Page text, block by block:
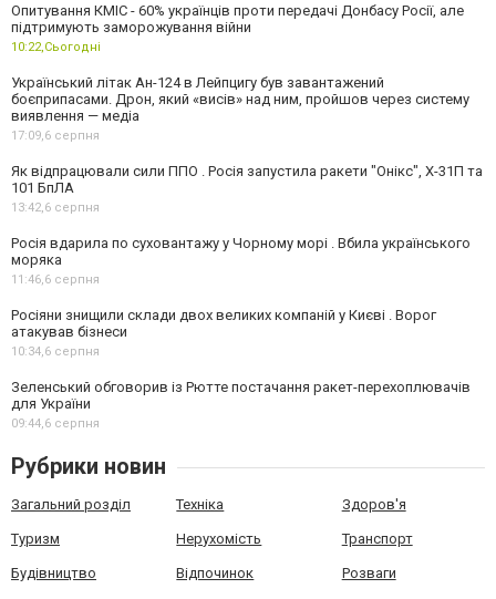
Опитування КМІС - 60% українців проти передачі Донбасу Росії, але
підтримують заморожування війни
10:22,Сьогодні
Український літак Ан-124 в Лейпцигу був завантажений
боєприпасами. Дрон, який «висів» над ним, пройшов через систему
виявлення — медіа
17:09,6 серпня
Як відпрацювали сили ППО . Росія запустила ракети "Онікс", Х-31П та
101 БпЛА
13:42,6 серпня
Росія вдарила по суховантажу у Чорному морі . Вбила українського
моряка
11:46,6 серпня
Росіяни знищили склади двох великих компаній у Києві . Ворог
атакував бізнеси
10:34,6 серпня
Зеленський обговорив із Рютте постачання ракет-перехоплювачів
для України
09:44,6 серпня
Рубрики новин
Загальний розділ Техніка Здоров'я
Туризм Нерухомість Транспорт
Будівництво Відпочинок Розваги